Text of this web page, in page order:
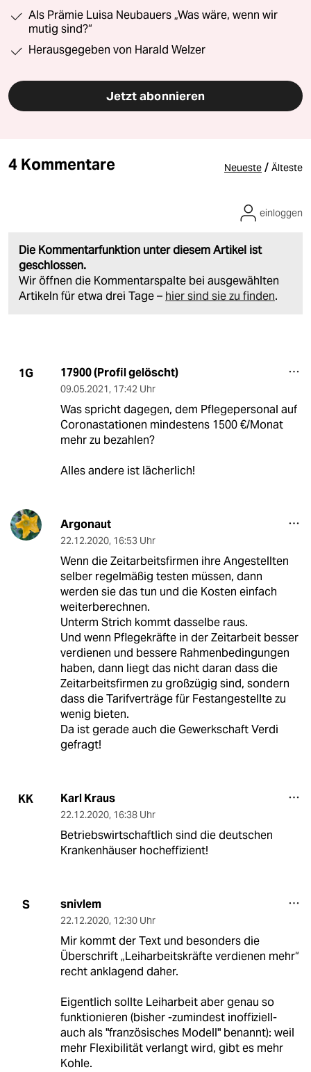
Als Prämie Luisa Neubauers „Was wäre, wenn wir
mutig sind?“
Herausgegeben von Harald Welzer
Jetzt abonnieren
4 Kommentare Neueste / Älteste
Die Kommentarfunktion unter diesem Artikel ist
geschlossen.
Wir öffnen die Kommentarspalte bei ausgewählten
Artikeln für etwa drei Tage – hier sind sie zu finden.
einloggen
1G 17900 (Profil gelöscht)
09.05.2021, 17:42 Uhr
Was spricht dagegen, dem Pflegepersonal auf
Coronastationen mindestens 1500 €/Monat
mehr zu bezahlen?
Alles andere ist lächerlich!
Argonaut
22.12.2020, 16:53 Uhr
Wenn die Zeitarbeitsfirmen ihre Angestellten
selber regelmäßig testen müssen, dann
werden sie das tun und die Kosten einfach
weiterberechnen.
Unterm Strich kommt dasselbe raus.
Und wenn Pflegekräfte in der Zeitarbeit besser
verdienen und bessere Rahmenbedingungen
haben, dann liegt das nicht daran dass die
Zeitarbeitsfirmen zu großzügig sind, sondern
dass die Tarifverträge für Festangestellte zu
wenig bieten.
Da ist gerade auch die Gewerkschaft Verdi
gefragt!
KK Karl Kraus
22.12.2020, 16:38 Uhr
Betriebswirtschaftlich sind die deutschen
Krankenhäuser hocheffizient!
S snivlem
22.12.2020, 12:30 Uhr
Mir kommt der Text und besonders die
Überschrift „Leiharbeitskräfte verdienen mehr“
recht anklagend daher.
Eigentlich sollte Leiharbeit aber genau so
funktionieren (bisher -zumindest inoffiziell-
auch als "französisches Modell" benannt): weil
mehr Flexibilität verlangt wird, gibt es mehr
Kohle.